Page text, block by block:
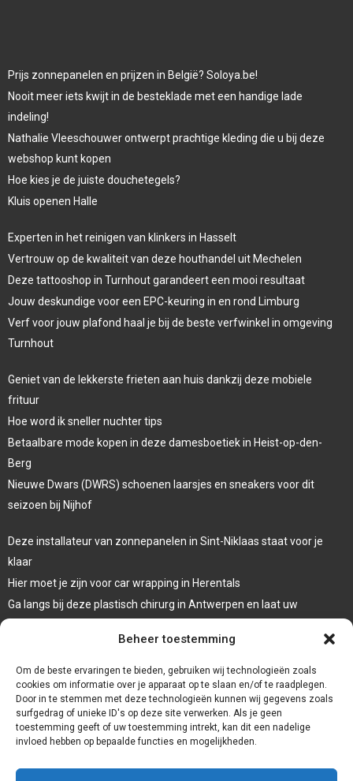
Beheer toestemming
Om de beste ervaringen te bieden, gebruiken wij technologieën zoals
cookies om informatie over je apparaat op te slaan en/of te raadplegen.
Door in te stemmen met deze technologieën kunnen wij gegevens zoals
surfgedrag of unieke ID's op deze site verwerken. Als je geen
toestemming geeft of uw toestemming intrekt, kan dit een nadelige
invloed hebben op bepaalde functies en mogelijkheden.
Prijs zonnepanelen en prijzen in België? Soloya.be!
Nooit meer iets kwijt in de besteklade met een handige lade
indeling!
Nathalie Vleeschouwer ontwerpt prachtige kleding die u bij deze
webshop kunt kopen
Hoe kies je de juiste douchetegels?
Kluis openen Halle
Experten in het reinigen van klinkers in Hasselt
Vertrouw op de kwaliteit van deze houthandel uit Mechelen
Deze tattooshop in Turnhout garandeert een mooi resultaat
Jouw deskundige voor een EPC-keuring in en rond Limburg
Verf voor jouw plafond haal je bij de beste verfwinkel in omgeving
Turnhout
Geniet van de lekkerste frieten aan huis dankzij deze mobiele
frituur
Hoe word ik sneller nuchter tips
Betaalbare mode kopen in deze damesboetiek in Heist-op-den-
Berg
Nieuwe Dwars (DWRS) schoenen laarsjes en sneakers voor dit
seizoen bij Nijhof
Deze installateur van zonnepanelen in Sint-Niklaas staat voor je
klaar
Hier moet je zijn voor car wrapping in Herentals
Ga langs bij deze plastisch chirurg in Antwerpen en laat uw
Laat een systeemdiagnose uitvoeren bij deze garage in Dessel